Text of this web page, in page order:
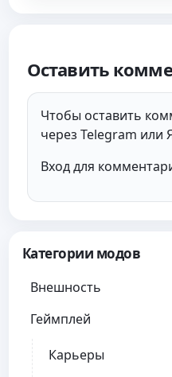
Категории модов
Внешность
Геймплей
Карьеры
Оставить
Чтобы оставить
через Telegram или
Вход для